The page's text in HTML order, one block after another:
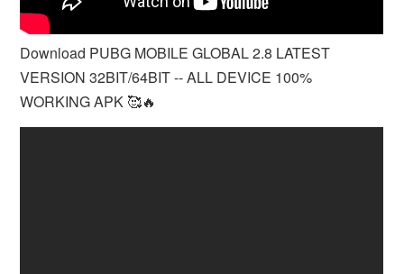
Download PUBG MOBILE GLOBAL 2.8 LATEST
VERSION 32BIT/64BIT -- ALL DEVICE 100%
WORKING APK 🥰🔥